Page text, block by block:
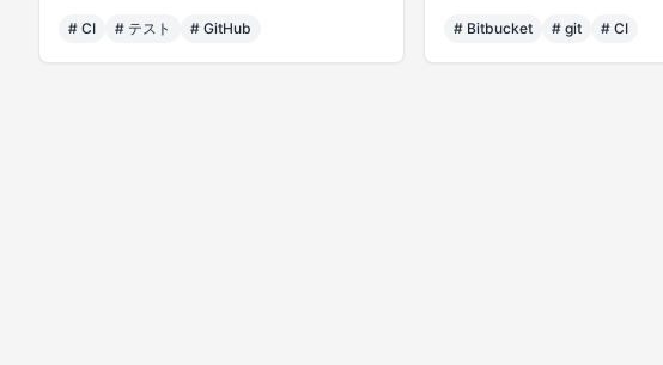
# CI # テスト # GitHub # Bitbucket # git # CI